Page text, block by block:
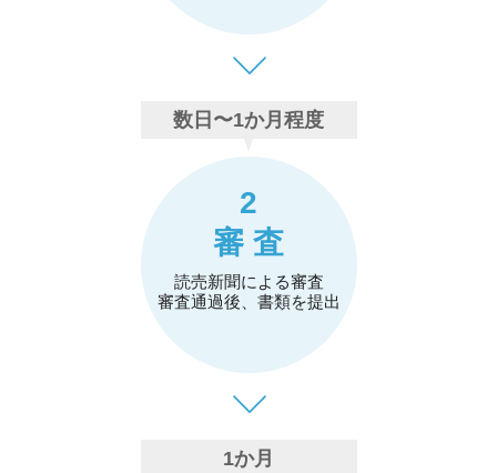
数日〜1か月程度
2
審 査
読売新聞による審査
審査通過後、書類を提出
1か月